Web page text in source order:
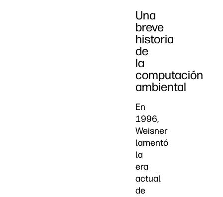
Una
breve
historia
de
la
computación
ambiental
En
1996,
Weisner
lamentó
la
era
actual
de